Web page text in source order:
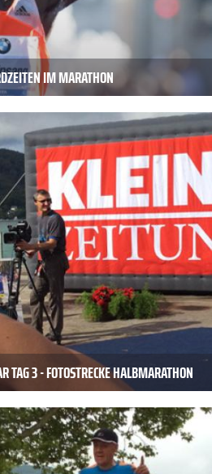
IM MARATHON
3 - FOTOSTRECKE HALBMARATHON